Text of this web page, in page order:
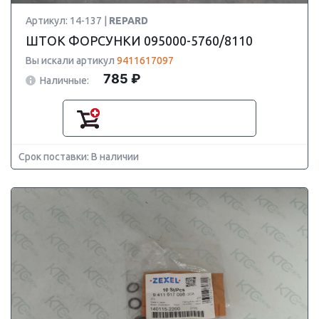
Артикул: 14-137 | REPARD
ШТОК ФОРСУНКИ 095000-5760/8110
Вы искали артикул 9411617097
Наличные:
785 ₽
Срок поставки: В наличии